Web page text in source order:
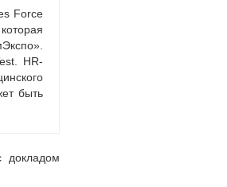
Force
HR-
быть
докладом